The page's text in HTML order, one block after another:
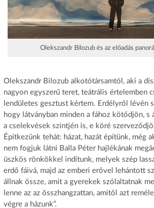
Olekszandr Bilozub és az előadás
Olekszandr Bilozub alkotótársamtól, aki a
nagyon egyszerű teret, teátrális értelemben
lendületes gesztust kértem. Erdélyről lévén
hogy látványban minden a fához kötődjön, s
a cselekvések szintjén is, e köré
Építkezünk tehát: házat, hazát építünk, még
nem fogjuk látni Balla Péter hajlékának
üszkös rönkökkel indítunk, melyek szép
erdő fáivá, majd az emberi erővel lehántott
állnak össze, amit a gyerekek szólaltatnak
lenne az az összhangzattan, amitől azt
végre a házunk”.